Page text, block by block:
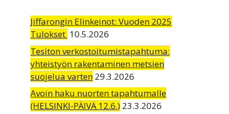
Jiffarongin Elinkeinot: Vuoden 2025
Tulokset 10.5.2026
Tesiton verkostoitumistapahtuma:
yhteistyön rakentaminen metsien
suojelua varten 29.3.2026
Avoin haku nuorten tapahtumalle
(HELSINKI-PÄIVÄ 12.6.) 23.3.2026